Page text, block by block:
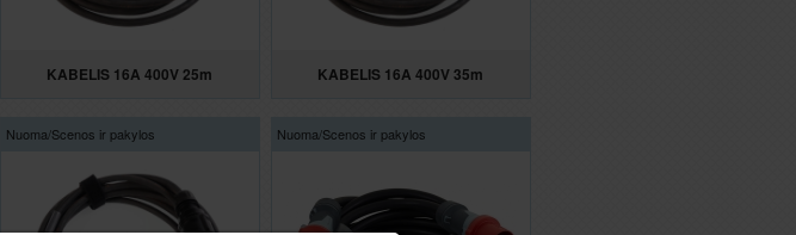
KABELIS 16A 400V 25m KABELIS 16A 400V 35m
Nuoma/Scenos ir pakylos Nuoma/Scenos ir pakylos